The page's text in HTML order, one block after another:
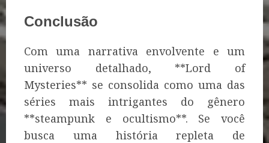
Conclusão
Com uma narrativa envolvente e um
universo detalhado, **Lord of
Mysteries** se consolida como uma das
séries mais intrigantes do gênero
**steampunk e ocultismo**. Se você
busca uma história repleta de